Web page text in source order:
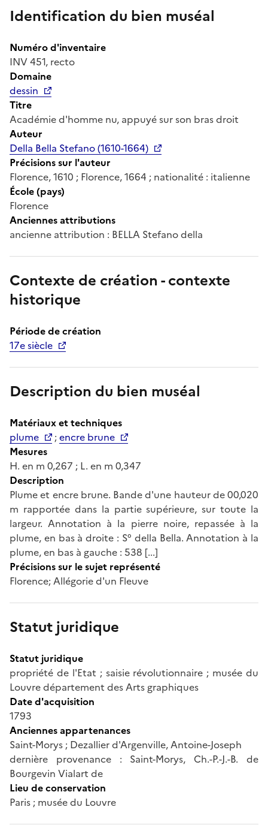
Identification du bien muséal
Numéro d'inventaire
INV 451, recto
Domaine
dessin
Titre
Académie d'homme nu, appuyé sur son bras droit
Auteur
Della Bella Stefano (1610-1664)
Précisions sur l'auteur
Florence, 1610 ; Florence, 1664 ; nationalité : italienne
École (pays)
Florence
Anciennes attributions
ancienne attribution : BELLA Stefano della
Contexte de création - contexte
historique
Période de création
17e siècle
Description du bien muséal
Matériaux et techniques
plume
;encre brune
Mesures
H. en m 0,267 ; L. en m 0,347
Description
Plume et encre brune. Bande d'une hauteur de 00,020
m rapportée dans la partie supérieure, sur toute la
largeur. Annotation à la pierre noire, repassée à la
plume, en bas à droite : S° della Bella. Annotation à la
plume, en bas à gauche : 538 [...]
Précisions sur le sujet représenté
Florence; Allégorie d'un Fleuve
Statut juridique
Statut juridique
propriété de l'Etat ; saisie révolutionnaire ; musée du
Louvre département des Arts graphiques
Date d'acquisition
1793
Anciennes appartenances
Saint-Morys ; Dezallier d'Argenville, Antoine-Joseph
dernière provenance : Saint-Morys, Ch.-P.-J.-B. de
Bourgevin Vialart de
Lieu de conservation
Paris ; musée du Louvre